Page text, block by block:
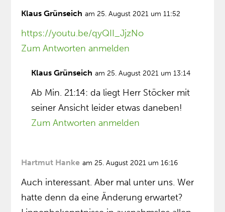
Klaus Grünseich am 25. August 2021 um 11:52
https://youtu.be/qyQII_JjzNo
Zum Antworten anmelden
Klaus Grünseich am 25. August 2021 um 13:14
Ab Min. 21:14: da liegt Herr Stöcker mit
seiner Ansicht leider etwas daneben!
Zum Antworten anmelden
Hartmut Hanke am 25. August 2021 um 16:16
Auch interessant. Aber mal unter uns. Wer
hatte denn da eine Änderung erwartet?